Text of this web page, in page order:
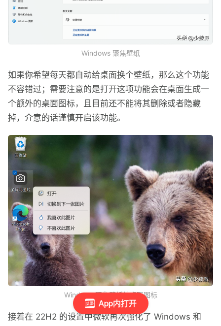
App内打开
Windows 聚焦壁纸
如果你希望每天都自动给桌面换个壁纸，那么这个功能
不容错过；需要注意的是打开这项功能会在桌面生成一
个额外的桌面图标，且目前还不能将其删除或者隐藏
掉，介意的话谨慎开启该功能。
Windows 聚焦壁纸的桌面图标
接着在 22H2 的设置中微软再次强化了 Windows 和